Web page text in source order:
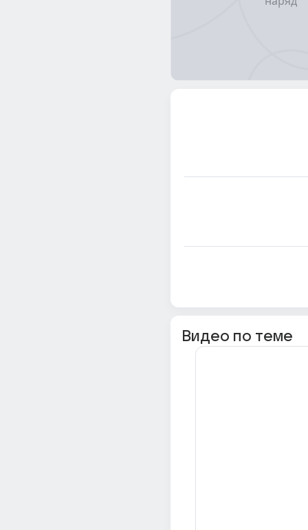
Видео по теме